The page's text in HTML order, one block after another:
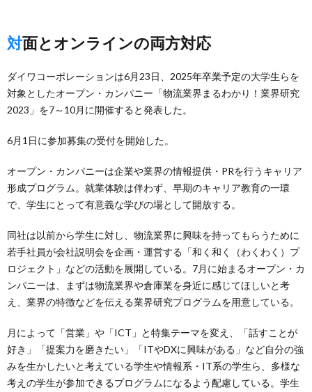
対面とオンラインの両方対応
ダイワコーポレーションは6月23日、2025年卒業予定の大学生らを
対象としたオープン・カンパニー「物流業界まるわかり！業界研究
2023」を7～10月に開催すると発表した。
6月1日に参加募集の受付を開始した。
オープン・カンパニーは企業や業界の情報提供・PRを行うキャリア
形成プログラム。就業体験は伴わず、早期のキャリア教育の一環
で、学生にとって有意義な学びの場として開放する。
同社は以前から学生に対し、物流業界に興味を持ってもらうために
若手社員が会社説明会を企画・運営する「和く和く（わくわく）プ
ロジェクト」などの活動を展開している。7月に始まるオープン・カ
ンパニーは、まずは物流業界や倉庫業を身近に感じてほしいと考
え、業界の特徴などを伝える業界研究プログラムを用意している。
月によって「営業」や「ICT」と特集テーマを変え、「話すことが
好き」「提案力を磨きたい」「ITやDXに興味がある」など自分の強
みを生かしたいと考えている学生や情報系・IT系の学生ら、多様な
考えの学生が参加できるプログラムになるよう配慮している。学生